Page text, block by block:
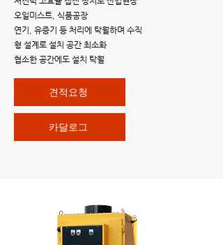
오일미스트, 식품공장
​연기, 유증기 등 처리에 탁월하며 수직
형 설계로 설치 공간 최소화
협소한 공간에도 설치 탁월
견적요청
카달로그